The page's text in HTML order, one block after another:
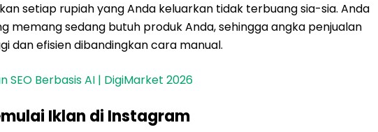
setiap rupiah yang Anda keluarkan tidak terbuang sia-sia. Anda
memang sedang butuh produk Anda, sehingga angka penjualan
dan efisien dibandingkan cara manual.
SEO Berbasis AI | DigiMarket 2026
Iklan di Instagram